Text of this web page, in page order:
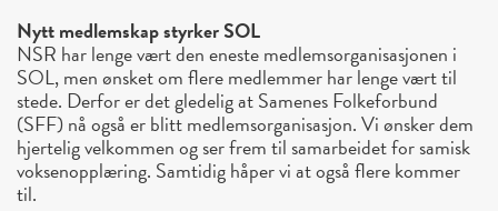
Nytt medlemskap styrker SOL
NSR har lenge vært den eneste medlemsorganisasjonen i
SOL, men ønsket om flere medlemmer har lenge vært til
stede. Derfor er det gledelig at Samenes Folkeforbund
(SFF) nå også er blitt medlemsorganisasjon. Vi ønsker dem
hjertelig velkommen og ser frem til samarbeidet for samisk
voksenopplæring. Samtidig håper vi at også flere kommer
til.